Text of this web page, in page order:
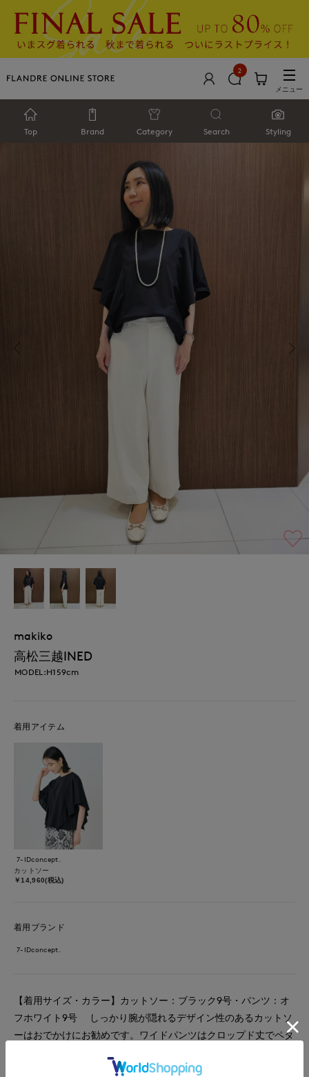
2
メニュー
Top Brand Category Search Styling
makiko
高松三越INED
MODEL:H159cm
着用アイテム
7-IDconcept.
カットソー
￥14,960(税込)
着用ブランド
7-IDconcept.
【着用サイズ・カラー】カットソー：ブラック9号・パンツ：オ
フホワイト9号 しっかり腕が隠れるデザイン性のあるカットソ
ーはおでかけにお勧めです。ワイドパンツはクロップド丈でペタ